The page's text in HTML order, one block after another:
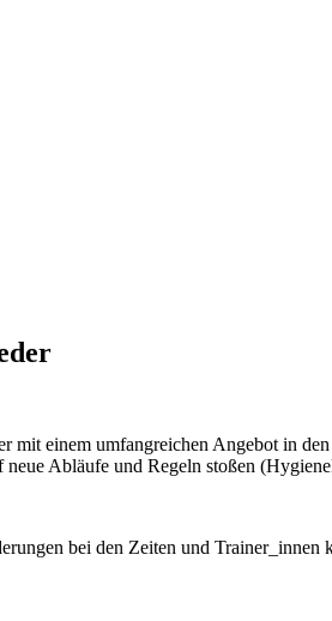
einem umfangreichen Angebot in
Abläufe und Regeln stoßen
bei den Zeiten und